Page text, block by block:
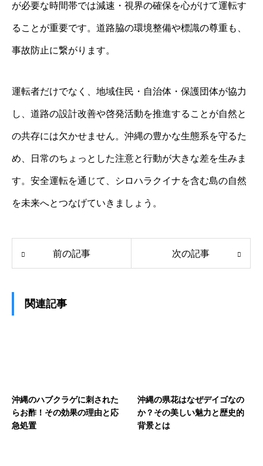
が必要な時間帯では減速・視界の確保を心がけて運転す
ることが重要です。道路脇の環境整備や標識の尊重も、
事故防止に繋がります。
運転者だけでなく、地域住民・自治体・保護団体が協力
し、道路の設計改善や啓発活動を推進することが自然と
の共存には欠かせません。沖縄の豊かな生態系を守るた
め、日常のちょっとした注意と行動が大きな差を生みま
す。安全運転を通じて、シロハラクイナを含む島の自然
を未来へとつなげていきましょう。
前の記事 次の記事
関連記事
沖縄のハブクラゲに刺された
らお酢！その効果の理由と応
急処置
沖縄の県花はなぜデイゴなの
か？その美しい魅力と歴史的
背景とは